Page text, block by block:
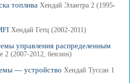
топлива Хендай Элантра 2 (1995-
Хендай Гетц (2002-2011)
управления распределенным
2 (2007-2012, бензин)
— устройство Хендай Туссан 1